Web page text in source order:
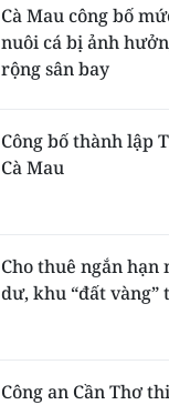
Cà Mau công bố
nuôi cá bị ảnh
rộng sân bay
Công bố thành lập
Cà Mau
Cho thuê ngắn
dư, khu “đất vàng”
Công an Cần Thơ